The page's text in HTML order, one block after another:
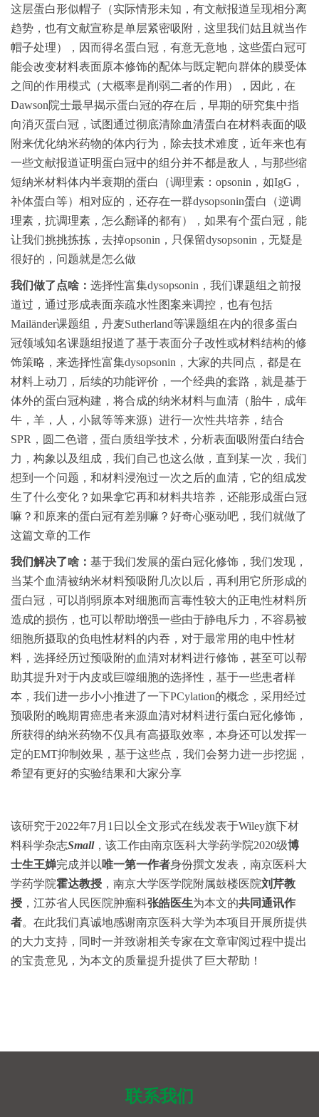
这层蛋白形似帽子（实际情形未知，有文献报道呈现相分离
趋势，也有文献宣称是单层紧密吸附，这里我们姑且就当作
帽子处理），因而得名蛋白冠，有意无意地，这些蛋白冠可
能会改变材料表面原本修饰的配体与既定靶向群体的膜受体
之间的作用模式（大概率是削弱二者的作用），因此，在
Dawson院士最早揭示蛋白冠的存在后，早期的研究集中指
向消灭蛋白冠，试图通过彻底清除血清蛋白在材料表面的吸
附来优化纳米药物的体内行为，除去技术难度，近年来也有
一些文献报道证明蛋白冠中的组分并不都是敌人，与那些缩
短纳米材料体内半衰期的蛋白（调理素：opsonin，如IgG，
补体蛋白等）相对应的，还存在一群dysopsonin蛋白（逆调
理素，抗调理素，怎么翻译的都有），如果有个蛋白冠，能
让我们挑挑拣拣，去掉opsonin，只保留dysopsonin，无疑是
很好的，问题就是怎么做
我们做了点啥： 选择性富集dysopsonin，我们课题组之前报
道过，通过形成表面亲疏水性图案来调控，也有包括
Mailänder课题组，丹麦Sutherland等课题组在内的很多蛋白
冠领域知名课题组报道了基于表面分子改性或材料结构的修
饰策略，来选择性富集dysopsonin，大家的共同点，都是在
材料上动刀，后续的功能评价，一个经典的套路，就是基于
体外的蛋白冠构建，将合成的纳米材料与血清（胎牛，成年
牛，羊，人，小鼠等等来源）进行一次性共培养，结合
SPR，圆二色谱，蛋白质组学技术，分析表面吸附蛋白结合
力，构象以及组成，我们自己也这么做，直到某一次，我们
想到一个问题，和材料浸泡过一次之后的血清，它的组成发
生了什么变化？如果拿它再和材料共培养，还能形成蛋白冠
嘛？和原来的蛋白冠有差别嘛？好奇心驱动吧，我们就做了
这篇文章的工作
我们解决了啥： 基于我们发展的蛋白冠化修饰，我们发现，
当某个血清被纳米材料预吸附几次以后，再利用它所形成的
蛋白冠，可以削弱原本对细胞而言毒性较大的正电性材料所
造成的损伤，也可以帮助增强一些由于静电斥力，不容易被
细胞所摄取的负电性材料的内吞，对于最常用的电中性材
料，选择经历过预吸附的血清对材料进行修饰，甚至可以帮
助其提升对于内皮或巨噬细胞的选择性，基于一些患者样
本，我们进一步小小推进了一下PCylation的概念，采用经过
预吸附的晚期胃癌患者来源血清对材料进行蛋白冠化修饰，
所获得的纳米药物不仅具有高摄取效率，本身还可以发挥一
定的EMT抑制效果，基于这些点，我们会努力进一步挖掘，
希望有更好的实验结果和大家分享
该研究于2022年7月1日以全文形式在线发表于Wiley旗下材
料科学杂志Small，该工作由南京医科大学药学院2020级博
士生王婵完成并以 唯一第一作者身份撰文发表，南京医科大
学药学院霍达教授 ，南京大学医学院附属鼓楼医院刘芹教
授 ，江苏省人民医院肿瘤科张皓医生为本文的共同通讯作
者。在此我们真诚地感谢南京医科大学为本项目开展所提供
的大力支持，同时一并致谢相关专家在文章审阅过程中提出
的宝贵意见，为本文的质量提升提供了巨大帮助！
联系我们